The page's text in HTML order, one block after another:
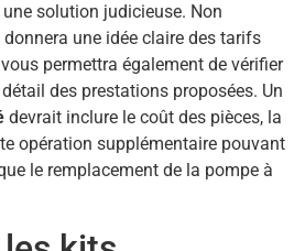
solution judicieuse. Non
une idée claire des tarifs
permettra également de vérifier
des prestations proposées. Un
devrait inclure le coût des pièces, la
opération supplémentaire pouvant
le remplacement de la pompe à